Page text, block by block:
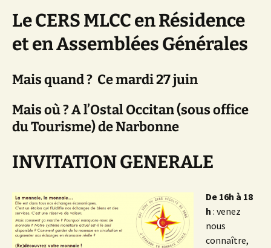
Le CERS MLCC en Résidence
et en Assemblées Générales
Mais quand ? Ce mardi 27 juin
Mais où ? A l’Ostal Occitan (sous office
du Tourisme) de Narbonne
INVITATION GENERALE
De 16h à 18
h : venez
nous
connaître,